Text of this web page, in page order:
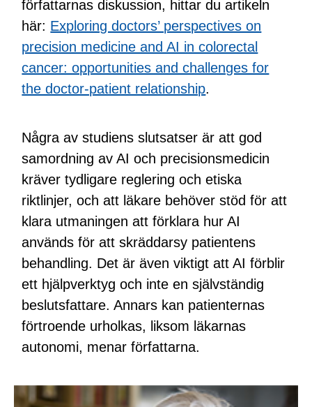
författarnas diskussion, hittar du artikeln
här: Exploring doctors’ perspectives on
precision medicine and AI in colorectal
cancer: opportunities and challenges for
the doctor-patient relationship.
Några av studiens slutsatser är att god
samordning av AI och precisionsmedicin
kräver tydligare reglering och etiska
riktlinjer, och att läkare behöver stöd för att
klara utmaningen att förklara hur AI
används för att skräddarsy patientens
behandling. Det är även viktigt att AI förblir
ett hjälpverktyg och inte en självständig
beslutsfattare. Annars kan patienternas
förtroende urholkas, liksom läkarnas
autonomi, menar författarna.